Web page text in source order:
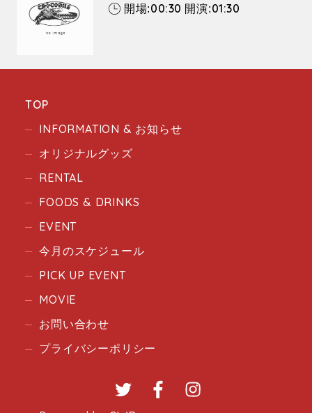
開場:00:30 開演:01:30
TOP
INFORMATION & お知らせ
オリジナルグッズ
RENTAL
FOODS & DRINKS
EVENT
今月のスケジュール
PICK UP EVENT
MOVIE
お問い合わせ
プライバシーポリシー
Twitter Facebook